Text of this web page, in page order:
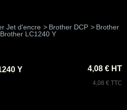
Jet d'encre > Brother DCP > Brother
LC1240 Y
Y 4,08 € HT
4,08 € TTC